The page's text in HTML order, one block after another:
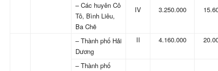
– Các huyên Cô
Tô, Bình Liêu,
Ba Chẽ
IV 3.250.000
– Thành phố Hải
Dương
II 4.160.000
– Thành phố